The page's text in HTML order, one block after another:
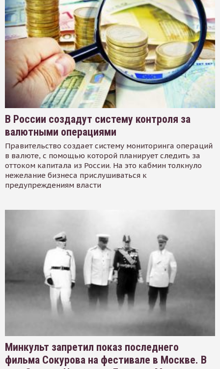
В России создадут систему контроля за
валютными операциями
Правительство создает систему мониторинга операций
в валюте, с помощью которой планирует следить за
оттоком капитала из России. На это кабмин толкнуло
нежелание бизнеса прислушиваться к
предупреждениям власти
Минкульт запретил показ последнего
фильма Сокурова на фестивале в Москве. В